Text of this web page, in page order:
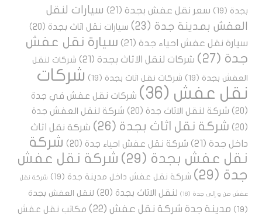
بجدة (19) سعر نقل عفش بجدة (21)
سيارات لنقل
العفش بمدينة جدة (23) سيارات نقل اثاث بجدة (20)
سيارة نقل عفش احياء جدة (21)
سيارة نقل عفش
جدة (27) شركات لنقل الاثاث بجدة (21) شركات لنقل
العفش بجدة (19) شركات نقل اثاث بجدة (19)
شركات
نقل عفش (36)
شركات نقل عفش في جدة
(20)
شركة لنقل الاثاث جدة (20)
شركة لنقل العفش جدة
(20)
شركة نقل اثاث بجدة (26)
شركة نقل اثاث
داخل جدة (21) شركة نقل عفش احياء جدة (20)
شركة
نقل عفش بجدة (29)
شركة نقل عفش
جدة (29) شركة نقل عفش داخل مدينة جدة (19) شركة نقل
عفش من و إلى جدة (16) لنقل الاثاث بجدة (20)
لنقل العفش بجدة
(19)
مدينة جدة شركة نقل عفش (22)
مكاتب نقل عفش